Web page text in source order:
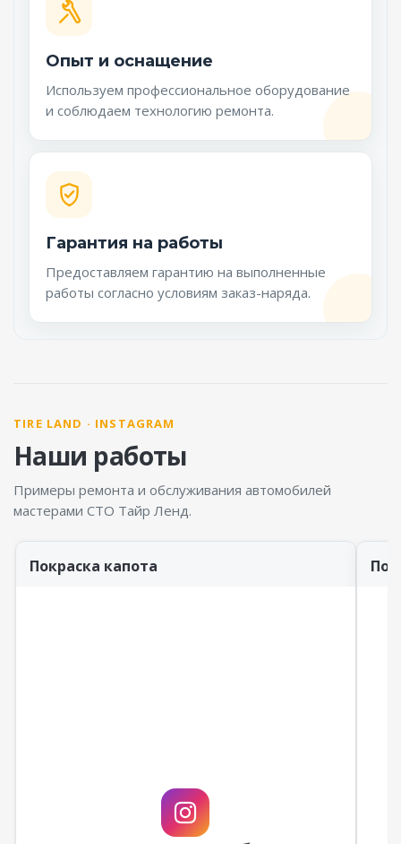
Опыт и оснащение
Используем профессиональное оборудование
и соблюдаем технологию ремонта.
Гарантия на работы
Предоставляем гарантию на выполненные
работы согласно условиям заказ-наряда.
TIRE LAND · INSTAGRAM
Наши работы
Примеры ремонта и обслуживания автомобилей
мастерами СТО Тайр Ленд.
Покраска капота